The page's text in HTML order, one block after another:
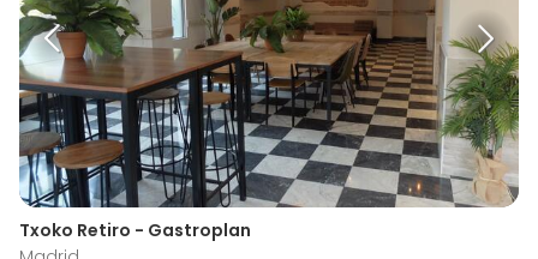
Txoko Retiro - Gastroplan